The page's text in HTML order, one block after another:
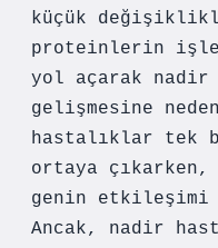
küçük
proteinlerin
yol açarak nadir
gelişmesine
hastalıklar tek
ortaya
genin
Ancak, nadir